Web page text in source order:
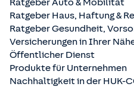
Ratgeber Auto & Mobilität
Ratgeber Haus, Haftung &
Ratgeber Gesundheit,
Versicherungen in Ihrer
Öffentlicher Dienst
Produkte für Unternehmen
Nachhaltigkeit in der HUK-